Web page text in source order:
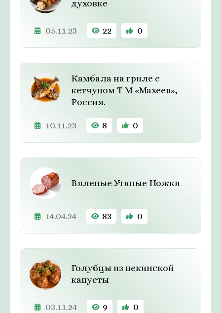
духовке
05.11.23 22 0
Камбала на гриле с
кетчупом Т М «Махеев»,
Россия.
10.11.23 8 0
Вяленые Утиные Ножки
14.04.24 83 0
Голубцы из пекинской
капусты
03.11.24 9 0